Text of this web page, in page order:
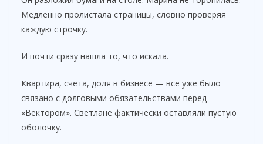
Медленно пролистала страницы, словно проверяя
каждую строчку.
И почти сразу нашла то, что искала.
Квартира, счета, доля в бизнесе — всё уже было
связано с долговыми обязательствами перед
«Вектором». Светлане фактически оставляли пустую
оболочку.